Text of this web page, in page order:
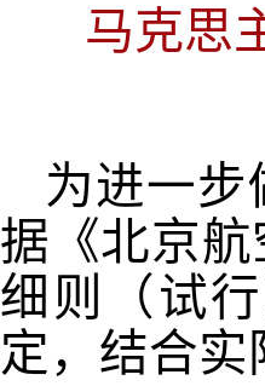
马克思
为进一
据《北京
细则（试
定，结合